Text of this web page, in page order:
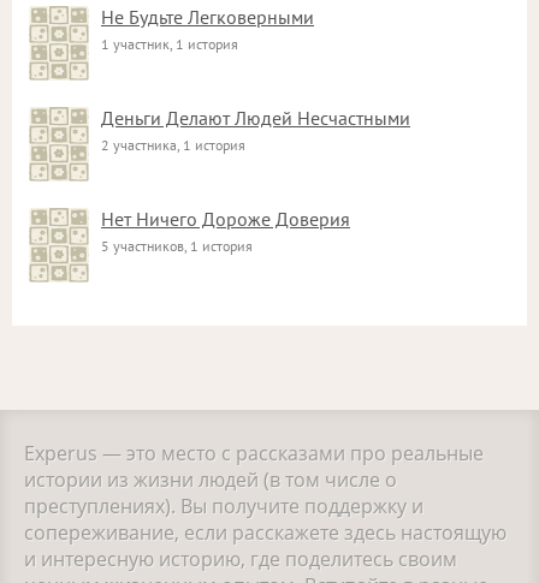
Не Будьте Легковерными
1 участник, 1 история
Деньги Делают Людей Несчастными
2 участника, 1 история
Нет Ничего Дороже Доверия
5 участников, 1 история
Experus — это место с рассказами про реальные
истории из жизни людей (в том числе о
преступлениях). Вы получите поддержку и
сопереживание, если расскажете здесь настоящую
и интересную историю, где поделитесь своим